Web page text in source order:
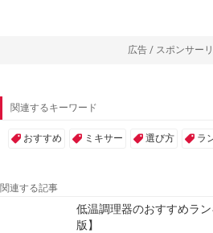
広告 / スポンサー
関連するキーワード
おすすめ ミキサー 選び方 ラ
関連する記事
低温調理器のおすすめラ
版】